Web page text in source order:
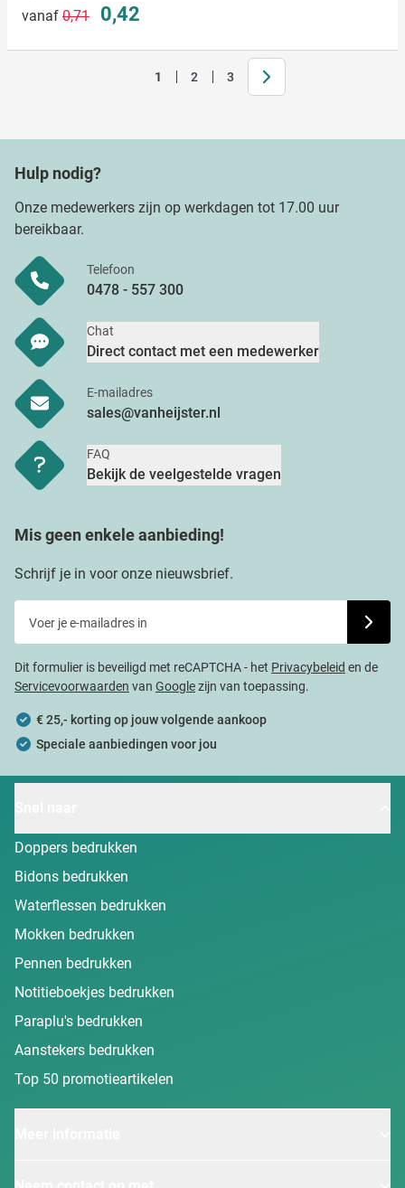
vanaf Normale prijs
0,71 Speciale prijs
0,42
Je leest momenteel pagina
1 Pagina
2 Pagina
3 Volgende
Hulp nodig?
Onze medewerkers zijn op werkdagen tot 17.00 uur
bereikbaar.
Telefoon
0478 - 557 300
Chat
Direct contact met een medewerker
E-mailadres
sales@vanheijster.nl
FAQ
Bekijk de veelgestelde vragen
Mis geen enkele aanbieding!
Schrijf je in voor onze nieuwsbrief.
Dit formulier is beveiligd met reCAPTCHA - het Privacybeleid en de
Servicevoorwaarden van Googlezijn van toepassing.
€ 25,- korting op jouw volgende aankoop
Speciale aanbiedingen voor jou
Doppers bedrukken
Bidons bedrukken
Waterflessen bedrukken
Mokken bedrukken
Pennen bedrukken
Notitieboekjes bedrukken
Paraplu's bedrukken
Aanstekers bedrukken
Top 50 promotieartikelen